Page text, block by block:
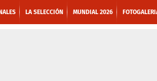
LA SELECCIÓN MUNDIAL 2026